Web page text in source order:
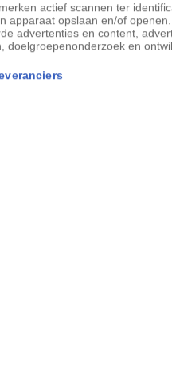
SOURCE
actief scannen ter
apparaat opslaan en/of openen.
advertenties en content,
doelgroepenonderzoek en